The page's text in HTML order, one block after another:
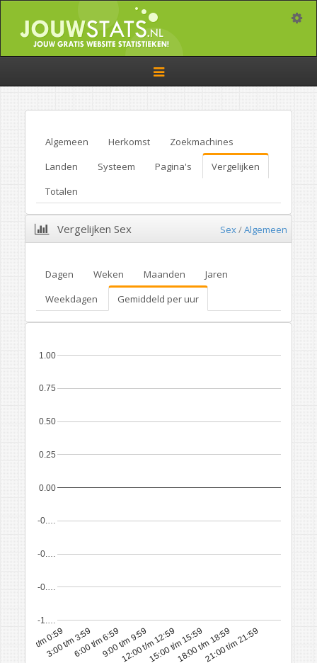
Toggle
navigation
Algemeen Herkomst
Zoekmachines
Landen
Systeem Pagina's
Vergelijken
Totalen
Vergelijken Sex Sex/Algemeen
Dagen Weken Maanden
Jaren
Weekdagen
Gemiddeld per uur
0:00 t/m 0:59
3:00 t/m 3:596:00 t/m 6:599:00 t/m 9:59
12:00 t/m 12:5915:00 t/m 15:5918:00 t/m 18:59
21:00 t/m 21:59
-1.…
-0.…
-0.…
-0.…
0.00
0.25
0.50
0.75
1.00